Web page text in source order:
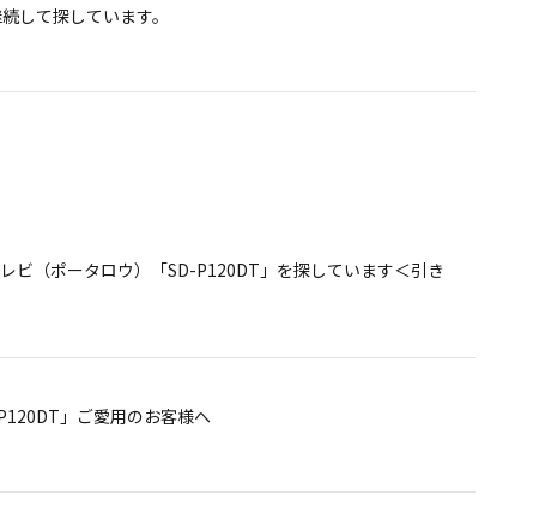
して探しています。
ビ（ポータロウ）「SD-P120DT」を探しています＜引き
」ご愛用のお客様へ
＞
誤りについて＜お詫びと訂正＞を公開しました。